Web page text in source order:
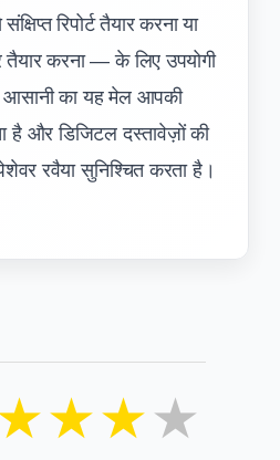
रिपोर्ट तैयार करना या
तैयार करना — के लिए उपयोगी
का यह मेल आपकी
है और डिजिटल दस्तावेज़ों की
रवैया सुनिश्चित करता है।
★★★